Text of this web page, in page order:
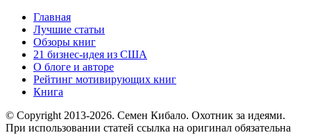
Главная
Лучшие статьи
Обзоры книг
21 бизнес-идея из США
О блоге и авторе
Рейтинг мотивирующих книг
Книга
© Copyright 2013-2026. Семен Кибало. Охотник за идеями.
При использовании статей ссылка на оригинал обязательна